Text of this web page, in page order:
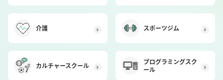
介護 スポーツジム
カルチャースクール
プログラミングスク
ール